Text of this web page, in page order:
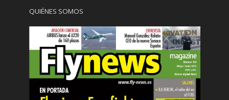
QUIÉNES SOMOS